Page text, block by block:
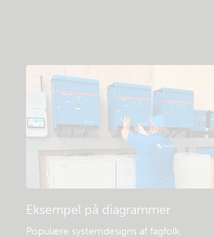
Eksempel på diagrammer
Populære systemdesigns af fagfolk.